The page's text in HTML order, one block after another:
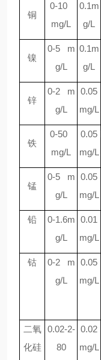
铜
0-10
mg/L
0.1m
g/L
镍
0-5 m
g/L
0.1m
g/L
锌
0-2 m
g/L
0.05
mg/L
铁
0-50
mg/L
0.05
mg/L
锰
0-5 m
g/L
0.05
mg/L
铅
0-1.6m
g/L
0.01
mg/L
钴
0-2 m
g/L
0.05
mg/L
二氧
化硅
0.02-2-
80
0.02
mg/L